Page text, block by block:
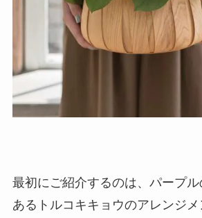
最初にご紹介するのは、 パープ
あるトルコキキョウのアレンジメ